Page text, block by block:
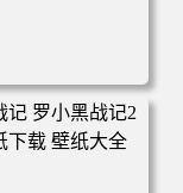
漫壁纸 电脑桌